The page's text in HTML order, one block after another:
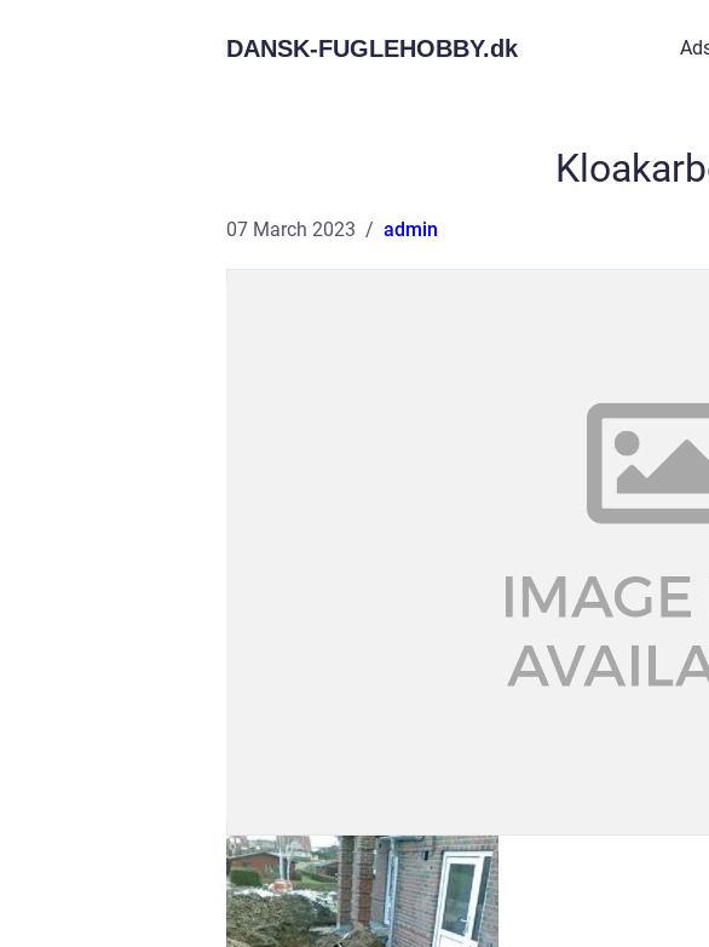
DANSK-FUGLEHOBBY.dk
07 March 2023 admin